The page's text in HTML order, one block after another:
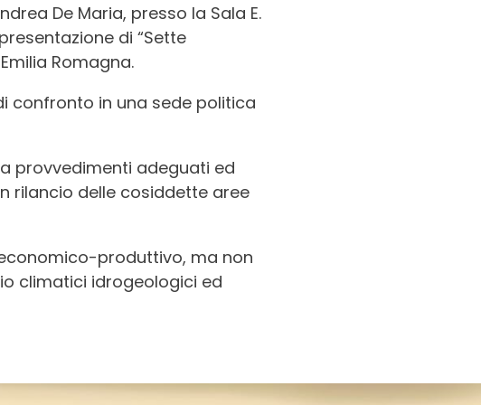
De Maria, presso la Sala E.
di “Sette
Romagna.
confronto in una sede politica
provvedimenti adeguati ed
rilancio delle cosiddette aree
produttivo, ma non
climatici idrogeologici ed